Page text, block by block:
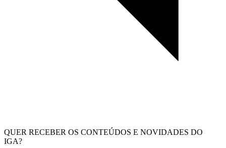
QUER RECEBER OS CONTEÚDOS E NOVIDADES DO
IGA?